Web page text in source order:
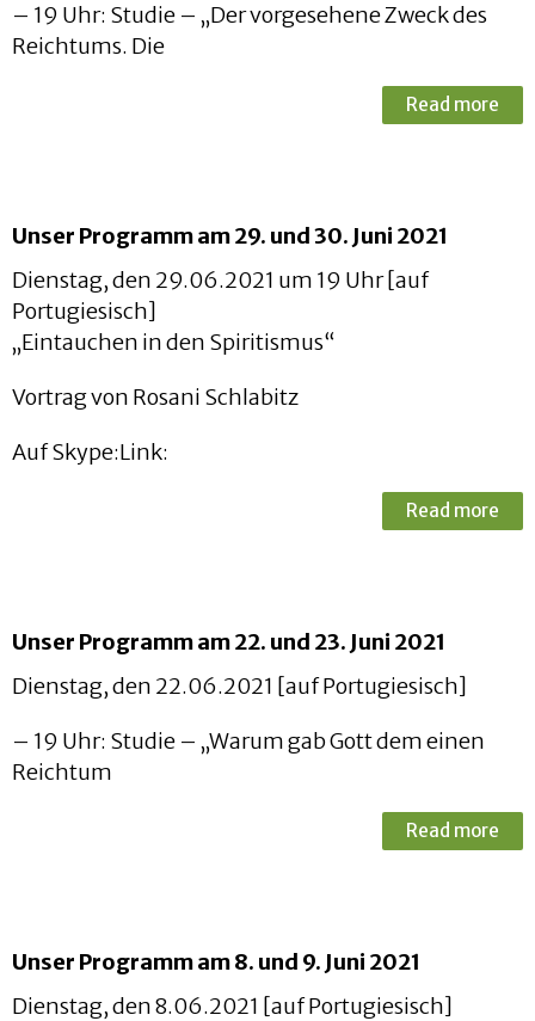
– 19 Uhr: Studie – „Der vorgesehene Zweck des
Reichtums. Die
Read more
Unser Programm am 29. und 30. Juni 2021
Dienstag, den 29.06.2021 um 19 Uhr [auf
Portugiesisch]
„Eintauchen in den Spiritismus“
Vortrag von Rosani Schlabitz
Auf Skype:Link:
Read more
Unser Programm am 22. und 23. Juni 2021
Dienstag, den 22.06.2021 [auf Portugiesisch]
– 19 Uhr: Studie – „Warum gab Gott dem einen
Reichtum
Read more
Unser Programm am 8. und 9. Juni 2021
Dienstag, den 8.06.2021 [auf Portugiesisch]